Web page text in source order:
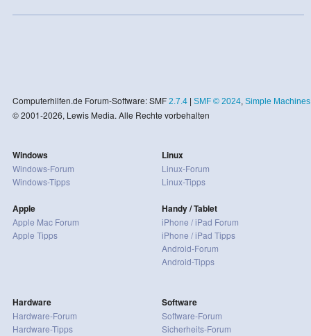
Computerhilfen.de Forum-Software: SMF 2.7.4| SMF © 2024, Simple Machines
© 2001-2026, Lewis Media. Alle Rechte vorbehalten
Windows
Windows-Forum
Windows-Tipps
Apple
Apple Mac Forum
Apple Tipps
Linux
Linux-Forum
Linux-Tipps
Handy / Tablet
iPhone / iPad Forum
iPhone / iPad Tipps
Android-Forum
Android-Tipps
Hardware
Hardware-Forum
Hardware-Tipps
Software
Software-Forum
Sicherheits-Forum